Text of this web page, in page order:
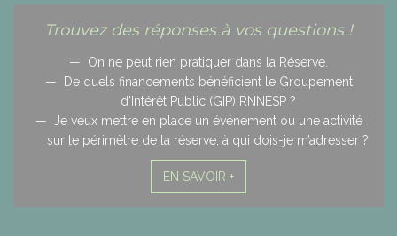
Trouvez des réponses à vos questions !
On ne peut rien pratiquer dans la Réserve.
De quels financements bénéficient le Groupement
d'Intérêt Public (GIP) RNNESP ?
Je veux mettre en place un événement ou une activité
sur le périmètre de la réserve, à qui dois-je m’adresser ?
EN SAVOIR +